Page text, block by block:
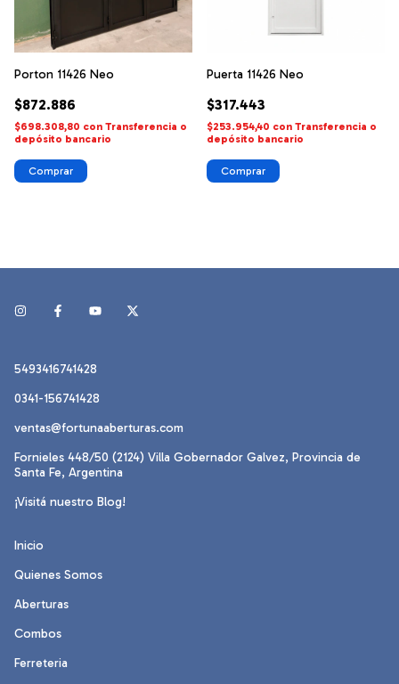
Porton 11426 Neo
$872.886
$698.308,80 con Transferencia o
depósito bancario
Comprar
Puerta 11426 Neo
$317.443
$253.954,40 con Transferencia o
depósito bancario
Comprar
5493416741428
0341-156741428
ventas@fortunaaberturas.com
Fornieles 448/50 (2124) Villa Gobernador Galvez, Provincia de
Santa Fe, Argentina
¡Visitá nuestro Blog!
Inicio
Quienes Somos
Aberturas
Combos
Ferreteria